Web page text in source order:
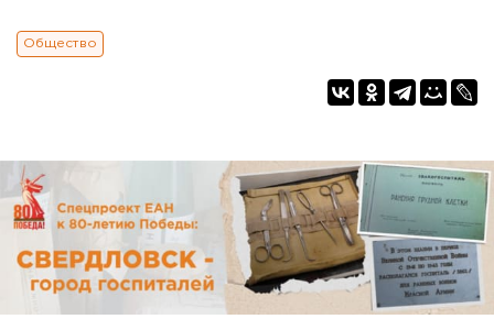
Общество